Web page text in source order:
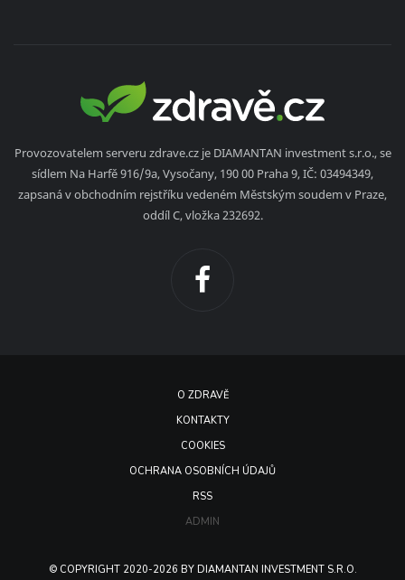
Provozovatelem serveru zdrave.cz je DIAMANTAN investment s.r.o., se
sídlem Na Harfě 916/9a, Vysočany, 190 00 Praha 9, IČ: 03494349,
zapsaná v obchodním rejstříku vedeném Městským soudem v Praze,
oddíl C, vložka 232692.
O ZDRAVĚ
KONTAKTY
COOKIES
OCHRANA OSOBNÍCH ÚDAJŮ
RSS
ADMIN
© COPYRIGHT 2020-2026 BY DIAMANTAN INVESTMENT S.R.O.